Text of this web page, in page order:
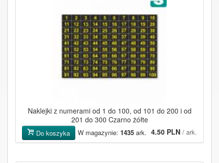
Naklejki z numerami od 1 do 100, od 101 do 200 i od
201 do 300 Czarno żółte
4.50 PLN / ark.
Do koszyka W magazynie: 1435ark.